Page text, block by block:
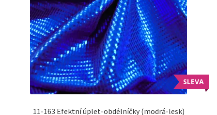
SLEVA
11-163 Efektní úplet-obdélníčky (modrá-lesk)